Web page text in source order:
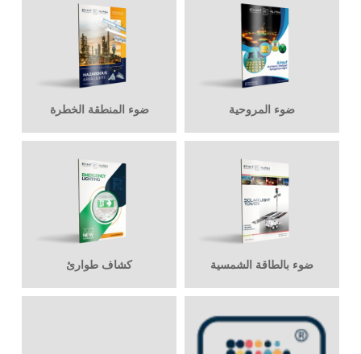
ضوء المروحية ضوء المنطقة الخطرة
ضوء بالطاقة الشمسية كشاف طوارئ